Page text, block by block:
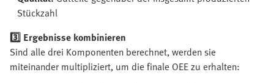
Stückzahl
3️⃣ Ergebnisse kombinieren
Sind alle drei Komponenten berechnet, werden sie
miteinander multipliziert, um die finale OEE zu erhalten: